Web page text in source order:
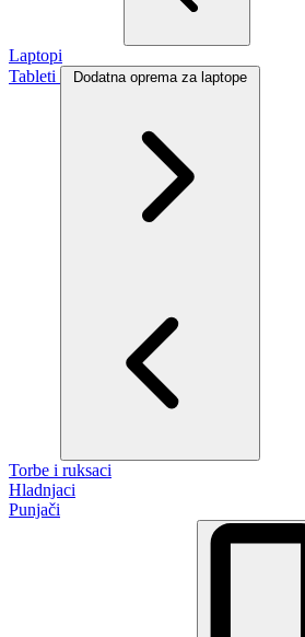
Laptopi
Tableti
Dodatna oprema za laptope
Torbe i ruksaci
Hladnjaci
Punjači